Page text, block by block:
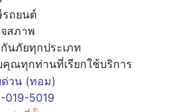
ถยนต์
สภาพ
นภัยทุกประเภท
ณทุกท่านที่เรียกใช้บริการ
ด่วน (ทอม)
019-5019